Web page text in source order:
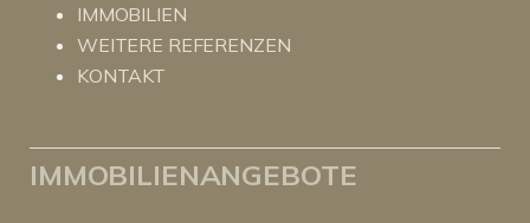
IMMOBILIEN
WEITERE REFERENZEN
KONTAKT
IMMOBILIENANGEBOTE